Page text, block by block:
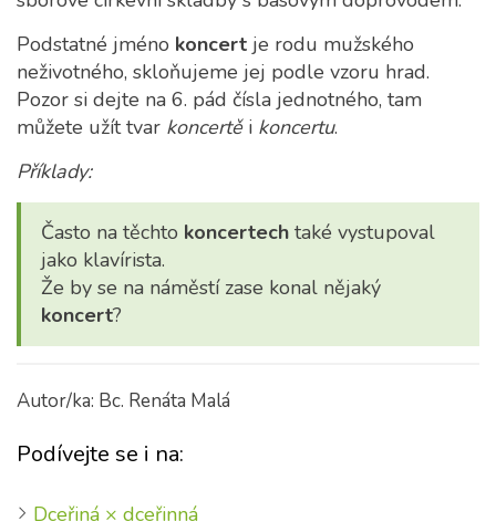
Podstatné jméno koncert je rodu mužského
neživotného, skloňujeme jej podle vzoru hrad.
Pozor si dejte na 6. pád čísla jednotného, tam
můžete užít tvar koncertěi koncertu.
Příklady:
Často na těchto koncertech také vystupoval
jako klavírista.
Že by se na náměstí zase konal nějaký
koncert?
Autor/ka: Bc. Renáta Malá
Podívejte se i na:
Dceřiná × dceřinná